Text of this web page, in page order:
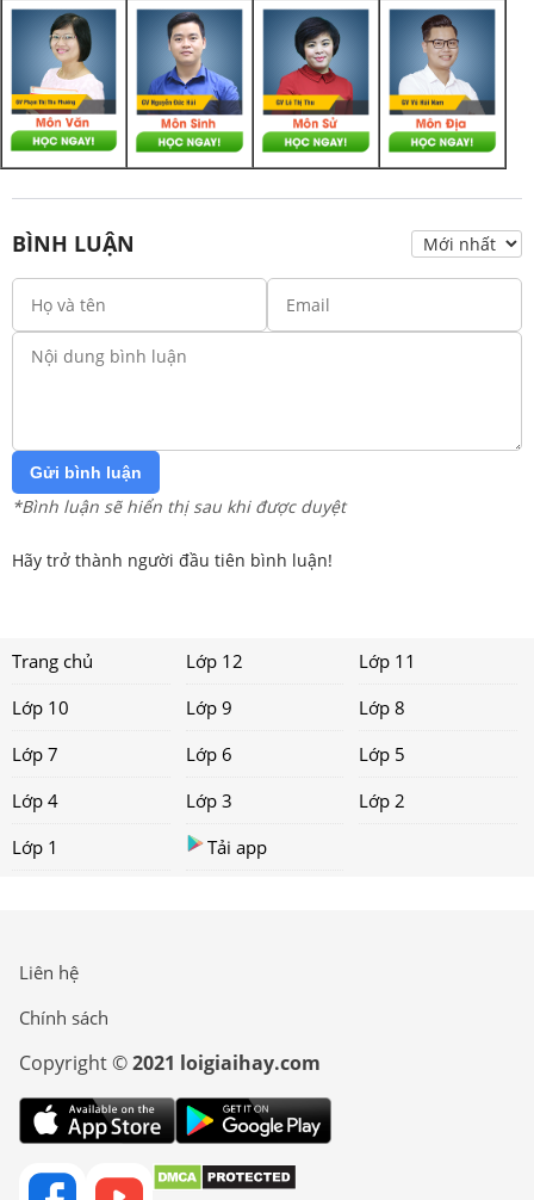
BÌNH LUẬN
Gửi bình luận
*Bình luận sẽ hiển thị sau khi được duyệt
Hãy trở thành người đầu tiên bình luận!
Trang chủ Lớp 12
Lớp 11
Lớp 10
Lớp 9
Lớp 8
Lớp 7
Lớp 6
Lớp 5
Lớp 4
Lớp 3
Lớp 2
Lớp 1
Tải app
Liên hệ
Chính sách
Copyright ©2021 loigiaihay.com